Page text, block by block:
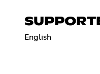
English